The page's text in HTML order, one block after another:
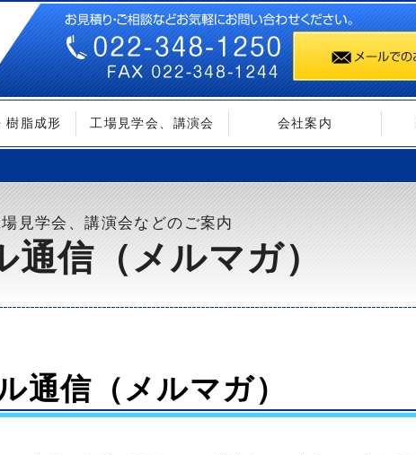
樹脂成形 工場見学会、講演会 会社案内
見学会、講演会などのご案内
通信（メルマガ）
通信（メルマガ）